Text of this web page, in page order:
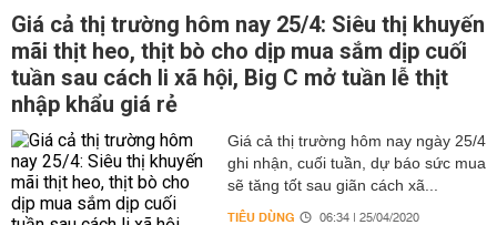
Giá cả thị trường hôm nay 25/4: Siêu thị khuyến
mãi thịt heo, thịt bò cho dịp mua sắm dịp cuối
tuần sau cách li xã hội, Big C mở tuần lễ thịt
nhập khẩu giá rẻ
Giá cả thị trường hôm nay ngày 25/4
ghi nhận, cuối tuần, dự báo sức mua
sẽ tăng tốt sau giãn cách xã...
TIÊU DÙNG 06:34 | 25/04/2020